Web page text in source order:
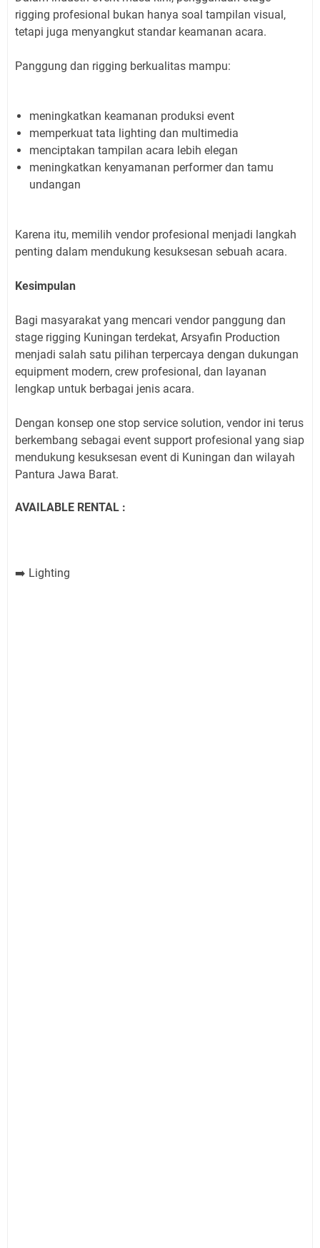
rigging profesional bukan hanya soal tampilan visual,
tetapi juga menyangkut standar keamanan acara.
Panggung dan rigging berkualitas mampu:
meningkatkan keamanan produksi event
memperkuat tata lighting dan multimedia
menciptakan tampilan acara lebih elegan
meningkatkan kenyamanan performer dan tamu
undangan
Karena itu, memilih vendor profesional menjadi langkah
penting dalam mendukung kesuksesan sebuah acara.
Kesimpulan
Bagi masyarakat yang mencari vendor panggung dan
stage rigging Kuningan terdekat, Arsyafin Production
menjadi salah satu pilihan terpercaya dengan dukungan
equipment modern, crew profesional, dan layanan
lengkap untuk berbagai jenis acara.
Dengan konsep one stop service solution, vendor ini terus
berkembang sebagai event support profesional yang siap
mendukung kesuksesan event di Kuningan dan wilayah
Pantura Jawa Barat.
AVAILABLE RENTAL :
➡️ Lighting